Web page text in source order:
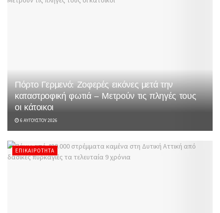
Πόρτο Γερμενό: Ζοφερές εικόνες μετά την
καταστροφική φωτιά – Μετρούν τις πληγές τους
οι κάτοικοι
6 ΑΥΓΟΎΣΤΟΥ 2026
ΕΠΙΚΑΙΡΌΤΗΤΑ